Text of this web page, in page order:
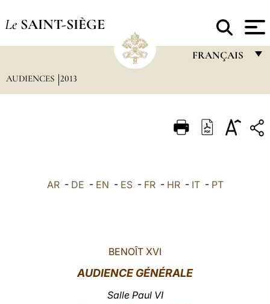
Le SAINT-SIÈGE
FRANÇAIS
ITALIANO
中文
AUDIENCES 2013
AR- DE - EN - ES- FR- HR- IT- PT
BENOÎT XVI
AUDIENCE GÉNÉRALE
Salle Paul VI